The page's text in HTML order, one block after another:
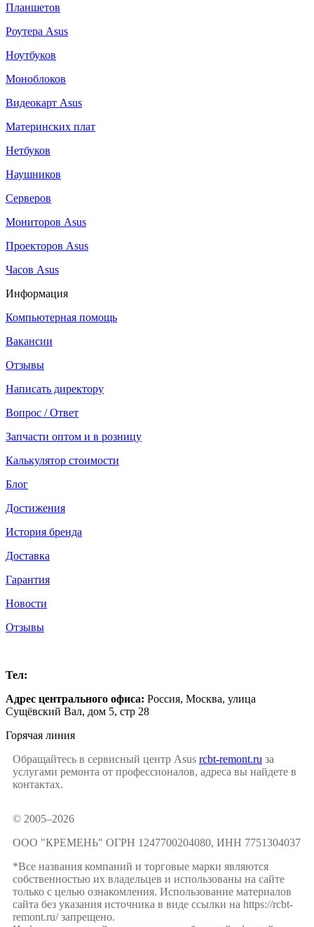
Планшетов
Роутера Asus
Ноутбуков
Моноблоков
Видеокарт Asus
Материнских плат
Нетбуков
Наушников
Серверов
Мониторов Asus
Проекторов Asus
Часов Asus
Информация
Компьютерная помощь
Вакансии
Отзывы
Написать директору
Вопрос / Ответ
Запчасти оптом и в розницу
Калькулятор стоимости
Блог
Достижения
История бренда
Доставка
Гарантия
Новости
Отзывы
Тел:
Адрес центрального офиса: Россия, Москва, улица
Сущёвский Вал, дом 5, стр 28
Горячая линия
Обращайтесь в сервисный центр Asus rcbt-remont.ru за
услугами ремонта от профессионалов, адреса вы найдете в
контактах.
© 2005–2026
ООО "КРЕМЕНЬ" ОГРН 1247700204080, ИНН 7751304037
*Все названия компаний и торговые марки являются
собственностью их владельцев и использованы на сайте
только с целью ознакомления. Использование материалов
сайта без указания источника в виде ссылки на https://rcbt-
remont.ru/ запрещено.